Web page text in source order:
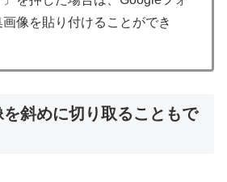
画像を貼り付けることができ
斜めに切り取ることもで